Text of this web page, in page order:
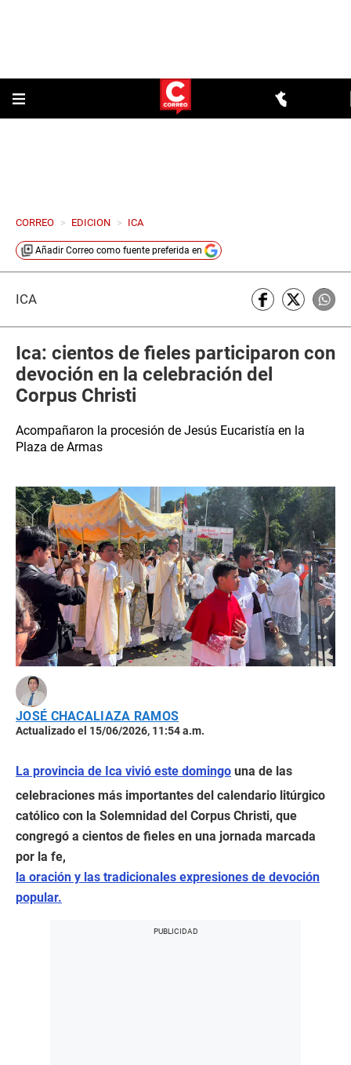
CORREO > EDICION > ICA
Añadir Correo como fuente preferida en
ICA
Ica: cientos de fieles participaron con
devoción en la celebración del
Corpus Christi
Acompañaron la procesión de Jesús Eucaristía en la
Plaza de Armas
JOSÉ CHACALIAZA RAMOS
Actualizado el 15/06/2026, 11:54 a.m.
La provincia de Ica vivió este domingo una de las
celebraciones más importantes del calendario litúrgico
católico con la Solemnidad del Corpus Christi, que
congregó a cientos de fieles en una jornada marcada
por la fe,
la oración y las tradicionales expresiones de devoción
popular.